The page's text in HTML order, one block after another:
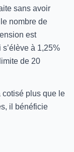
sans avoir
nombre de
est
à 1,25%
de 20
cotisé plus que le
il bénéficie